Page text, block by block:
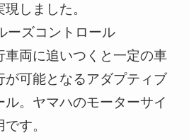
しました。
ーズコントロール
車両に追いつくと一定の車
が可能となるアダプティブ
ル。ヤマハのモーターサイ
す。